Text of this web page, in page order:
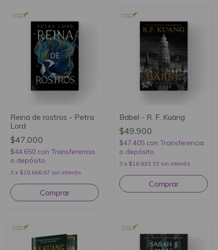
Reina de rostros - Petra
Lord
$47.000
$44.650 con Transferencia
o depósito
3 x $15.666,67 sin interés
Babel - R. F. Kuang
$49.900
$47.405 con Transferencia
o depósito
3 x $16.633,33 sin interés